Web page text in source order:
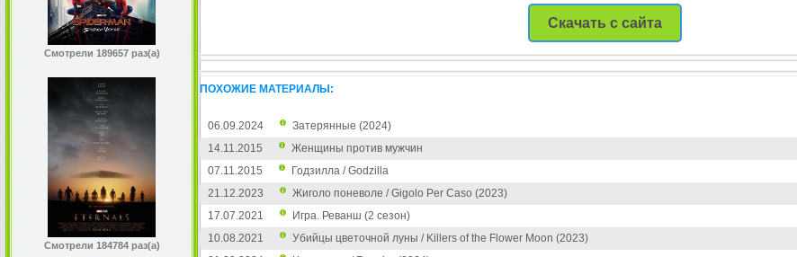
Смотрели 189657 раз(а)
Смотрели 184784 раз(а)
Скачать с сайта
ПОХОЖИЕ МАТЕРИАЛЫ:
06.09.2024 Затерянные (2024)
14.11.2015
Женщины против мужчин
07.11.2015
Годзилла / Godzilla
21.12.2023
Жиголо поневоле / Gigolo Per Caso (2023)
17.07.2021
Игра. Реванш (2 сезон)
10.08.2021
Убийцы цветочной луны / Killers of the Flower Moon (2023)